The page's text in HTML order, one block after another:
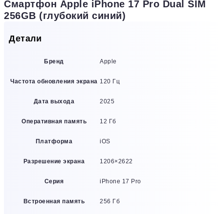
Смартфон Apple iPhone 17 Pro Dual SIM
256GB (глубокий синий)
Детали
Бренд Apple
Частота обновления экрана 120 Гц
Дата выхода 2025
Оперативная память 12 Гб
Платформа iOS
Разрешение экрана 1206×2622
Серия iPhone 17 Pro
Встроенная память 256 Гб